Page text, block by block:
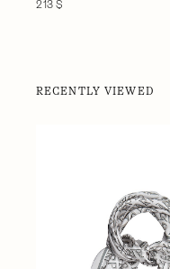
213 $
RECENTLY VIEWED